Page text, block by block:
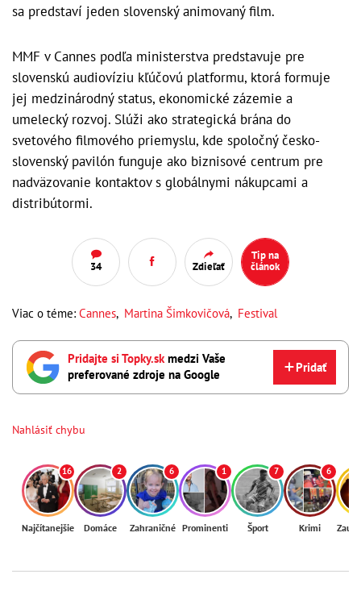
sa predstaví jeden slovenský animovaný film.
MMF v Cannes podľa ministerstva predstavuje pre
slovenskú audiovíziu kľúčovú platformu, ktorá formuje
jej medzinárodný status, ekonomické zázemie a
umelecký rozvoj. Slúži ako strategická brána do
svetového filmového priemyslu, kde spoločný česko-
slovenský pavilón funguje ako biznisové centrum pre
nadväzovanie kontaktov s globálnymi nákupcami a
distribútormi.
34 Zdieľať
Tip na
článok
Viac o téme: Cannes, Martina Šimkovičová, Festival
Pridajte si Topky.skmedzi Vaše
preferované zdroje na Google
Pridať
Nahlásiť chybu
16
Najčítanejšie
2
Domáce
6
Zahraničné
1
Prominenti
7
Šport
6
Krimi